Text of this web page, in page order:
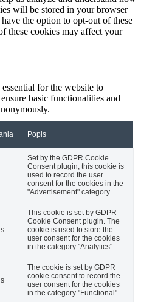
will be stored in your browser
the option to opt-out of these
these cookies may affect your
for the website to
basic functionalities and
Popis
Set by the GDPR Cookie
Consent plugin, this cookie is
used to record the user
consent for the cookies in the
"Advertisement" category .
This cookie is set by GDPR
Cookie Consent plugin. The
cookie is used to store the
user consent for the cookies
in the category "Analytics".
The cookie is set by GDPR
cookie consent to record the
user consent for the cookies
in the category "Functional".